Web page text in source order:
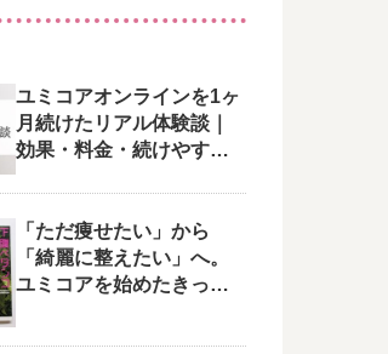
ユミコアオンラインを1ヶ
月続けたリアル体験談｜
効果・料金・続けやすさ
「ただ痩せたい」から
「綺麗に整えたい」へ。
ユミコアを始めたきっか